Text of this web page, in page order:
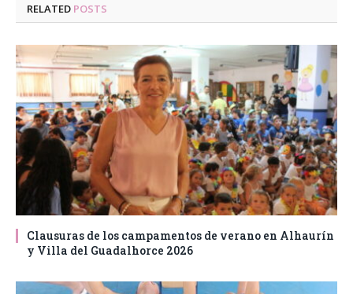
RELATED POSTS
Clausuras de los campamentos de verano en Alhaurín
y Villa del Guadalhorce 2026